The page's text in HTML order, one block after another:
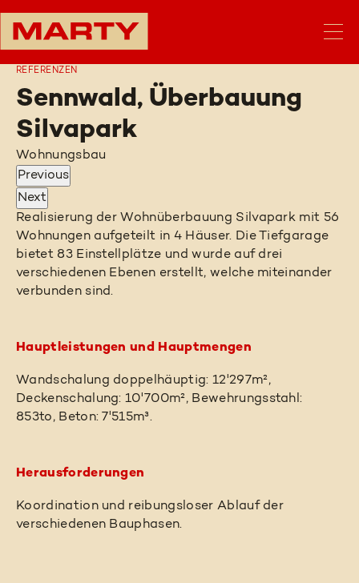
REFERENZEN
Sennwald, Überbauung
Silvapark
Wohnungsbau
Previous
Next
Realisierung der Wohnüberbauung Silvapark mit 56
Wohnungen aufgeteilt in 4 Häuser. Die Tiefgarage
bietet 83 Einstellplätze und wurde auf drei
verschiedenen Ebenen erstellt, welche miteinander
verbunden sind.
Hauptleistungen und Hauptmengen
Wandschalung doppelhäuptig: 12'297m²,
Deckenschalung: 10'700m², Bewehrungsstahl:
853to, Beton: 7'515m³.
Herausforderungen
Koordination und reibungsloser Ablauf der
verschiedenen Bauphasen.